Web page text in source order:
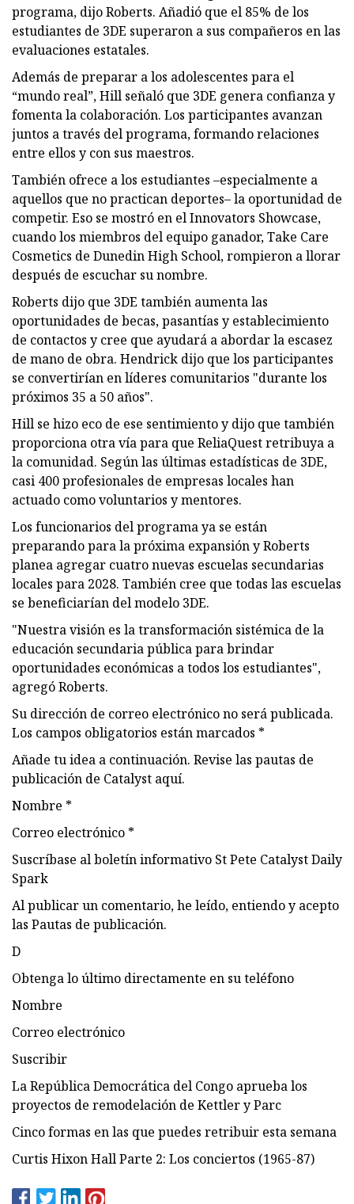
programa, dijo Roberts. Añadió que el 85% de los
estudiantes de 3DE superaron a sus compañeros en las
evaluaciones estatales.
Además de preparar a los adolescentes para el
“mundo real”, Hill señaló que 3DE genera confianza y
fomenta la colaboración. Los participantes avanzan
juntos a través del programa, formando relaciones
entre ellos y con sus maestros.
También ofrece a los estudiantes –especialmente a
aquellos que no practican deportes– la oportunidad de
competir. Eso se mostró en el Innovators Showcase,
cuando los miembros del equipo ganador, Take Care
Cosmetics de Dunedin High School, rompieron a llorar
después de escuchar su nombre.
Roberts dijo que 3DE también aumenta las
oportunidades de becas, pasantías y establecimiento
de contactos y cree que ayudará a abordar la escasez
de mano de obra. Hendrick dijo que los participantes
se convertirían en líderes comunitarios "durante los
próximos 35 a 50 años".
Hill se hizo eco de ese sentimiento y dijo que también
proporciona otra vía para que ReliaQuest retribuya a
la comunidad. Según las últimas estadísticas de 3DE,
casi 400 profesionales de empresas locales han
actuado como voluntarios y mentores.
Los funcionarios del programa ya se están
preparando para la próxima expansión y Roberts
planea agregar cuatro nuevas escuelas secundarias
locales para 2028. También cree que todas las escuelas
se beneficiarían del modelo 3DE.
"Nuestra visión es la transformación sistémica de la
educación secundaria pública para brindar
oportunidades económicas a todos los estudiantes",
agregó Roberts.
Su dirección de correo electrónico no será publicada.
Los campos obligatorios están marcados *
Añade tu idea a continuación. Revise las pautas de
publicación de Catalyst aquí.
Nombre *
Correo electrónico *
Suscríbase al boletín informativo St Pete Catalyst Daily
Spark
Al publicar un comentario, he leído, entiendo y acepto
las Pautas de publicación.
D
Obtenga lo último directamente en su teléfono
Nombre
Correo electrónico
Suscribir
La República Democrática del Congo aprueba los
proyectos de remodelación de Kettler y Parc
Cinco formas en las que puedes retribuir esta semana
Curtis Hixon Hall Parte 2: Los conciertos (1965-87)